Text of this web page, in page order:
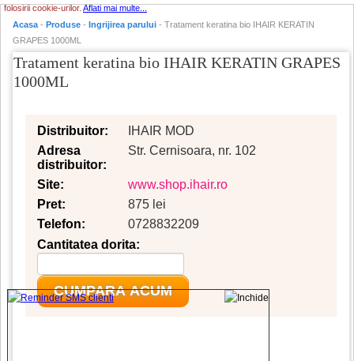
folosirii cookie-urilor.Aflati mai multe...
Acasa - Produse - Ingrijirea parului - Tratament keratina bio IHAIR KERATIN
GRAPES 1000ML
Tratament keratina bio IHAIR KERATIN GRAPES
1000ML
Distribuitor:
IHAIR MOD
Adresa
distribuitor:
Str. Cernisoara, nr. 102
Site:
www.shop.ihair.ro
Pret:
875 lei
Telefon:
0728832209
Cantitatea dorita:
CUMPARA ACUM